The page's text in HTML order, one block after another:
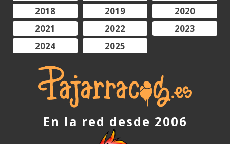
2018
2019
2020
2021
2022
2023
2024
2025
En la red desde 2006